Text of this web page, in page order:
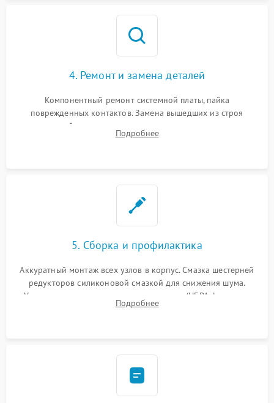
4. Ремонт и замена деталей
Компонентный ремонт системной платы, пайка
поврежденных контактов. Замена вышедших из строя
двигателей, изношенного аккумулятора, неисправного
лидара или помпы подачи воды. Восстановление шлейфов и
Подробнее
5. Сборка и профилактика
Аккуратный монтаж всех узлов в корпус. Смазка шестерней
редукторов силиконовой смазкой для снижения шума.
Установка новых расходных материалов (HEPA-фильтров,
микрофибры, щеток). Надежная фиксация разъемов и
Подробнее